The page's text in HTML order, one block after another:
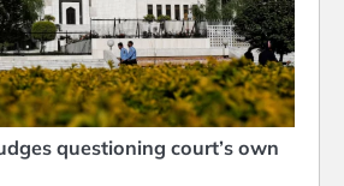
questioning court’s own